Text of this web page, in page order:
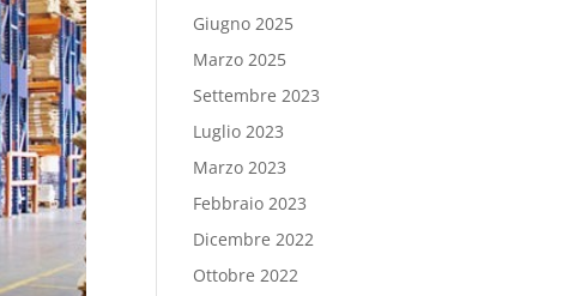
Giugno 2025
Marzo 2025
Settembre 2023
Luglio 2023
Marzo 2023
Febbraio 2023
Dicembre 2022
Ottobre 2022